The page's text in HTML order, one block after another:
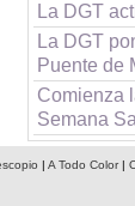
La DGT
La DGT
Puente de
Comienza
Semana
| A Todo Color|